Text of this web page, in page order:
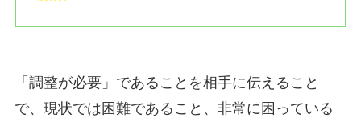
「調整が必要」であることを相手に伝えること
で、現状では困難であること、非常に困っている